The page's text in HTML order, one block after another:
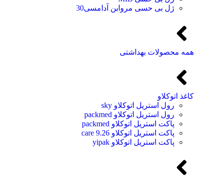
ژل بی حسی مروابن آدامسی30
همه محصولات بهداشتی
کاغذ اتوکلاو
رول استریل اتوکلاو sky
رول استریل اتوکلاو packmed
پاکت استریل اتوکلاو packmed
پاکت استریل اتوکلاو 9.26 care
پاکت استریل اتوکلاو yipak